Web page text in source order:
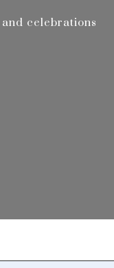
and celebrations
and celebrations